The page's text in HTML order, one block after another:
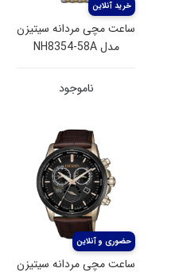
ساعت مچی مردانه سیتیزن
مدل NH8354-58A
ناموجود
ساعت مچی مردانه سیتیزن